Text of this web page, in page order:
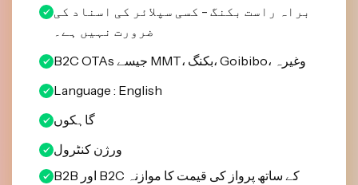
براہ راست بکنگ - کسی سپلائر کی اسناد کی
ضرورت نہیں ہے۔
B2C OTAs جیسے MMT، بکنگ، Goibibo، وغیرہ
Language : English
گاہکوں
ورژن کنٹرول
B2B اور B2C کے ساتھ پرواز کی قیمت کا موازنہ